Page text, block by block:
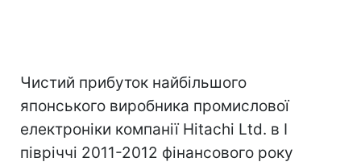
Чистий прибуток найбільшого
японського виробника промислової
електроніки компанії Hitachi Ltd. в I
півріччі 2011-2012 фінансового року